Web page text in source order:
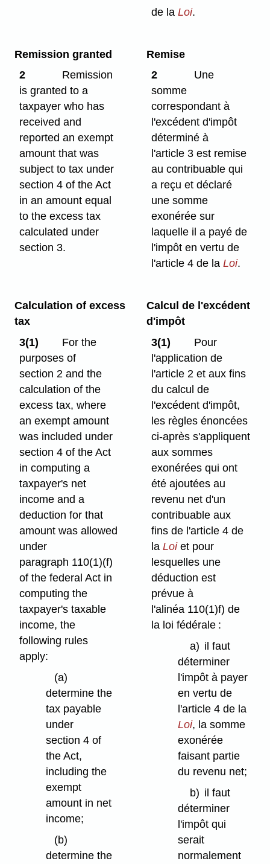
de laLoi.
Remission granted
2
Remission
is granted to a
taxpayer who has
received and
reported an exempt
amount that was
subject to tax under
section 4 of the Act
in an amount equal
to the excess tax
calculated under
section 3.
Remise
2
Une
somme
correspondant à
l'excédent d'impôt
déterminé à
l'article 3 est remise
au contribuable qui
a reçu et déclaré
une somme
exonérée sur
laquelle il a payé de
l'impôt en vertu de
l'article 4 de laLoi.
Calculation of excess
tax
3(1)
For the
purposes of
section 2 and the
calculation of the
excess tax, where
an exempt amount
was included under
section 4 of the Act
in computing a
taxpayer's net
income and a
deduction for that
amount was allowed
under
paragraph 110(1)⁠(f)
of the federal Act in
computing the
taxpayer's taxable
income, the
following rules
apply:
(a)
determine the
tax payable
under
section 4 of
the Act,
including the
exempt
amount in net
income;
(b)
determine the
Calcul de l'excédent
d'impôt
3(1)
Pour
l'application de
l'article 2 et aux fins
du calcul de
l'excédent d'impôt,
les règles énoncées
ci-après s'appliquent
aux sommes
exonérées qui ont
été ajoutées au
revenu net d'un
contribuable aux
fins de l'article 4 de
laLoiet pour
lesquelles une
déduction est
prévue à
l'alinéa 110(1)f) de
la loi fédérale :
a) il faut
déterminer
l'impôt à payer
en vertu de
l'article 4 de la
Loi, la somme
exonérée
faisant partie
du revenu net;
b) il faut
déterminer
l'impôt qui
serait
normalement